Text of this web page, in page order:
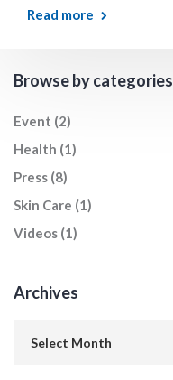
Read more
Browse by categories
Event (2)
Health (1)
Press (8)
Skin Care (1)
Videos (1)
Archives